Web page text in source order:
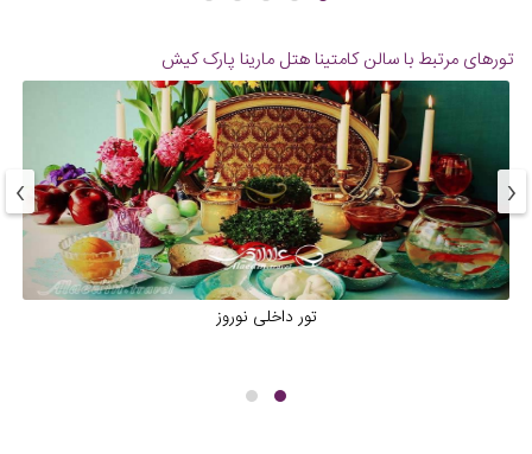
تورهای مرتبط با سالن کامتینا هتل مارینا پارک کیش
تور داخلی نوروز
‹
›